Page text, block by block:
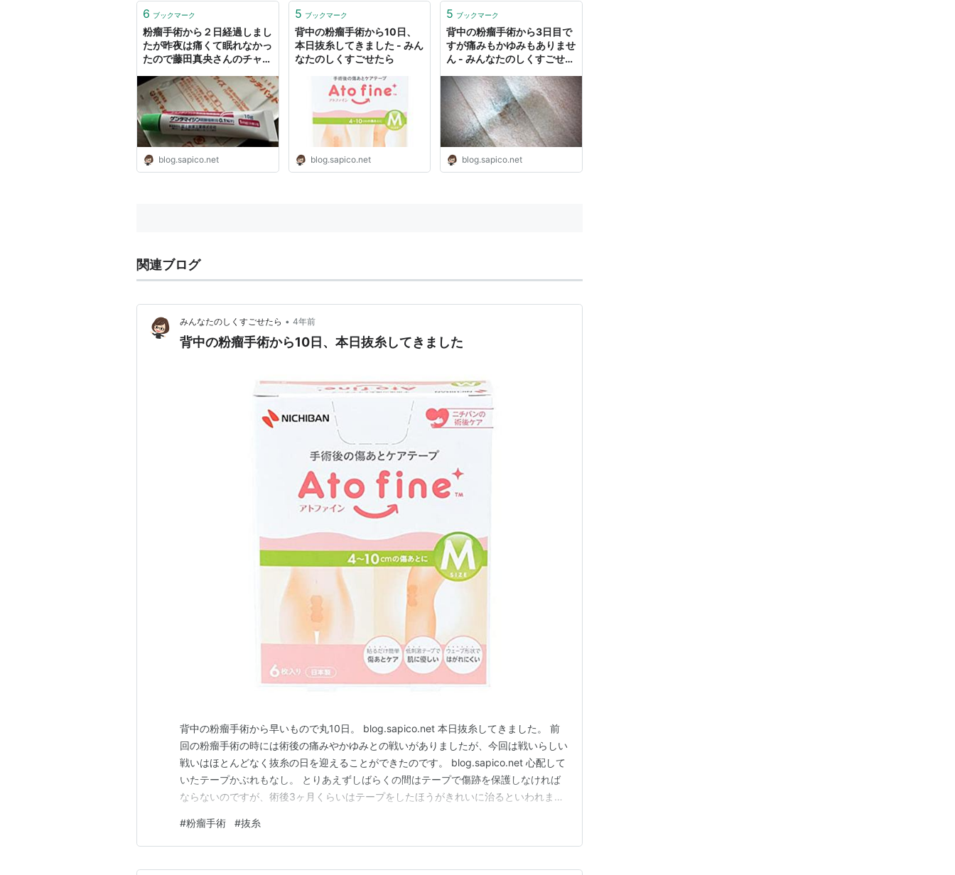
かった治療費は以下の通りです。
診等）...
6 ブックマーク
粉瘤手術から２日経過しまし
たが昨夜は痛くて眠れなかっ
たので藤田真央さんのチャイ
ていました - みんなたのしく
すごせたら
blog.sapico.net
5 ブックマーク
背中の粉瘤手術から10日、
本日抜糸してきました - みん
なたのしくすごせたら
blog.sapico.net
5 ブックマーク
背中の粉瘤手術から3日目で
すが痛みもかゆみもありませ
ん - みんなたのしくすごせた
blog.sapico.net
関連ブログ
みんなたのしくすごせたら • 4年前
背中の粉瘤手術から10日、本日抜糸してきました
背中の粉瘤手術から早いもので丸10日。 blog.sapico.net 本日抜糸してきました。 前
回の粉瘤手術の時には術後の痛みやかゆみとの戦いがありましたが、今回は戦いらしい
戦いはほとんどなく抜糸の日を迎えることができたのです。 blog.sapico.net 心配して
いたテープかぶれもなし。 とりあえずしばらくの間はテープで傷跡を保護しなければ
ならないのですが、術後3ヶ月くらいはテープをしたほうがきれいに治るといわれまし
よ。 アトファイン ニチバン 帝王切開の傷 手術後 傷 傷あと 保護 ケアテープ 日本製 ニ
チバ…
#粉瘤手術 #抜糸